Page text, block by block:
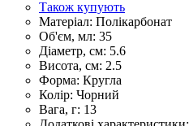
Також купують
Матеріал: Полікарбонат
Об'єм, мл: 35
Діаметр, см: 5.6
Висота, см: 2.5
Форма: Кругла
Колір: Чорний
Вага, г: 13